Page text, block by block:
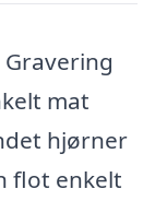
mat
hjørner
flot enkelt